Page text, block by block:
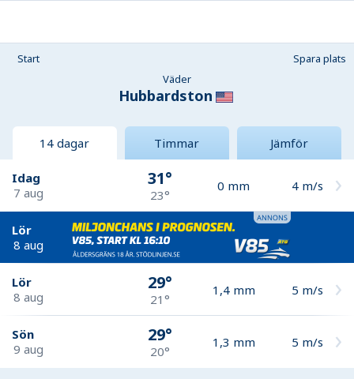
Start
Spara plats
Väder
Hubbardston
14 dagar Timmar Jämför
Idag
7 aug
31°
23°
0 mm 4 m/s
Lör
8 aug
Lör
8 aug
29°
21°
1,4 mm 5 m/s
Sön
9 aug
29°
20°
1,3 mm 5 m/s